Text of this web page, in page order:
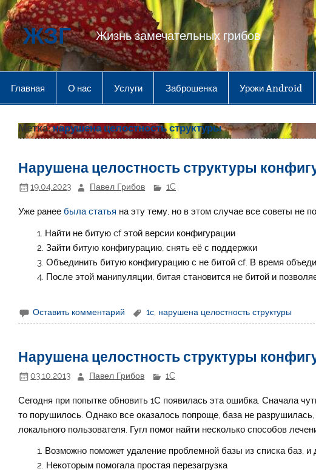
Перейти
к
содержимому
ЖЗГ Жизнь замечательных грибов
Главная О нас Услуги Заброшенка Уроки Android
Метка:нарушена целостность структуры
Нарушена целостность структуры
19.04.2023 Павел Грибов 1C
Уже ранеебыла статья на эту тему, но в этом случае все советы не
Найти не битую cf этой версии конфигурации
Зайти битую конфигурацию, снять её с поддержки
Объединить битую конфигурацию с не битой cf. В время
После этой манипуляции, битая становится не битой и
Оставить комментарий 1с нарушена целостность структуры
Нарушена целостность структуры
03.10.2013 Павел Грибов 1C
Сегодня при попытке обновить 1С появилась эта ошибка. Сначала
то порушилось. Однако все оказалось попроще, база не
локального пользователя. Гугл помог найти несколько способов
Возможно поможет удаление проблемной базы из списка баз, и
Некоторым помогала простая перезагрузка